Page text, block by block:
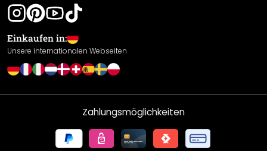
Leistungserklärung / CE-Zeichen
Cookie Einstellungen
Einkaufen in:
Unsere internationalen Webseiten
Zahlungsmöglichkeiten